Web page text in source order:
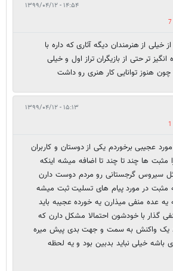
۱۴:۵۴ - ۱۳۹۹/۰۴/۱۲
7
از هنرمندان دیگه آثاری که داره با
تر حتی از بازیگران تراز اول و خیلی
هنوز توانایی کار هنری رو داشت
۱۵:۱۳ - ۱۳۹۹/۰۴/۱۲
1
عجیبی برخوردم یکی از دوستان و کاربران
مثبت ها چند تا چند تا اضافه میشه اینکه
سیروس گرجستانی رو مردم دوست دارن
در مورد پیام های تسلیت ثبت میشه
یه عده منفی میذارن یه خورده عجیبه باید
گذار با خودشون احتمالا مشکل دارن که
یک واکنش به سمت و جهت بدی پیش میره
باشه خیلی نباید بدبین بود و یه لحظه